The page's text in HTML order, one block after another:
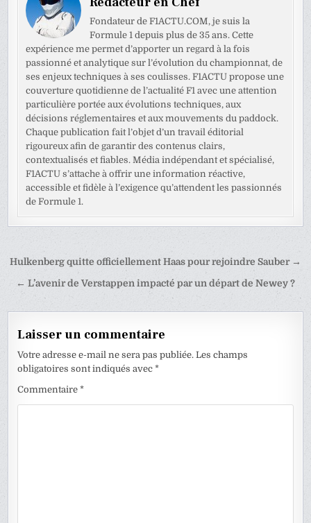
Fondateur de F1ACTU.COM, je suis la
Formule 1 depuis plus de 35 ans. Cette
expérience me permet d’apporter un regard à la fois
passionné et analytique sur l’évolution du championnat, de
ses enjeux techniques à ses coulisses. F1ACTU propose une
couverture quotidienne de l’actualité F1 avec une attention
particulière portée aux évolutions techniques, aux
décisions réglementaires et aux mouvements du paddock.
Chaque publication fait l’objet d’un travail éditorial
rigoureux afin de garantir des contenus clairs,
contextualisés et fiables. Média indépendant et spécialisé,
F1ACTU s’attache à offrir une information réactive,
accessible et fidèle à l’exigence qu’attendent les passionnés
de Formule 1.
Navigation
de
Hulkenberg quitte officiellement Haas pour rejoindre Sauber →
← L’avenir de Verstappen impacté par un départ de Newey ?
Laisser un commentaire
Votre adresse e-mail ne sera pas publiée. Les champs
obligatoires sont indiqués avec*
Commentaire*